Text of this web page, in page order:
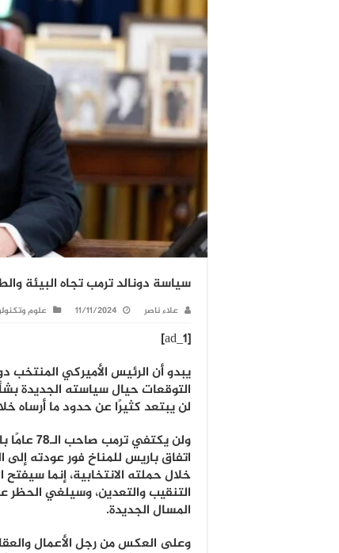
سياسة دونالد ترمب تجاه البيئة
علاء ناصر 11/11/2024 علوم
[ad_1]
يبدو أن الرئيس الأميركي المنتخب
التوقعات حيال سياسته الجديدة
لن يبتعد كثيرًا عن حدود ما أرساه
ولن يكتفي
اتفاق باريس للمناخ فور عودته إلى
خلال حملته الانتخابية، إنما
التنقيب والتعدين، وسيلغي
المسال الجديدة.
وعلى العكس من رجل الأعمال